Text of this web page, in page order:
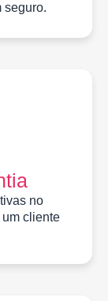
seguro.
no
cliente